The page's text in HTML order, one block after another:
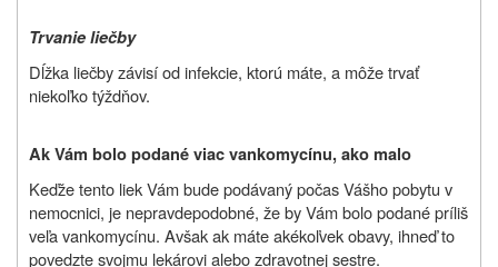
Trvanie liečby
Dĺžka liečby závisí od infekcie, ktorú máte, a môže trvať
niekoľko týždňov.
Ak Vám bolo podané viac vankomycínu, ako malo
Keďže tento liek Vám bude podávaný počas Vášho pobytu v
nemocnici, je nepravdepodobné, že by Vám bolo podané príliš
veľa vankomycínu. Avšak ak máte akékoľvek obavy, ihneď to
povedzte svojmu lekárovi alebo zdravotnej sestre.